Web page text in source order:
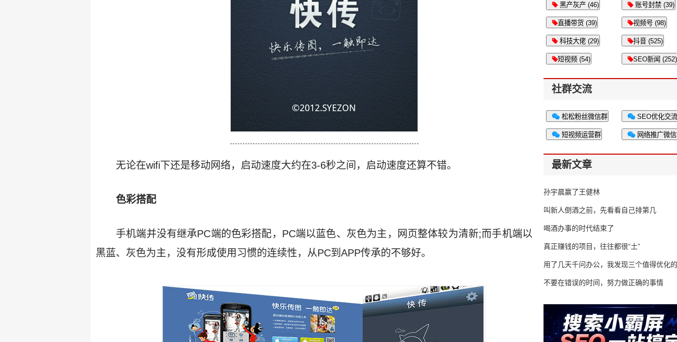
无论在wifi下还是移动网络，启动速度大约在3-6秒之间，启动速度还算不错。
色彩搭配
手机端并没有继承PC端的色彩搭配，PC端以蓝色、灰色为主，网页整体较为清新;而手机端以
黑蓝、灰色为主，没有形成使用习惯的连续性，从PC到APP传承的不够好。
黑产灰产 (46) 账号封禁 (39)
直播带货 (39) 视频号 (98)
科技大佬 (29) 抖音 (525)
短视频 (54) SEO新闻 (252)
社群交流
松松粉丝微信群 SEO优化交
短视频运营群 网络推广微
最新文章
孙宇晨赢了王健林
叫新人倒酒之前，先看看自己排第几
喝酒办事的时代结束了
真正赚钱的项目，往往都很“土”
用了几天千问办公，我发现三个值得优化
不要在错误的时间，努力做正确的事情